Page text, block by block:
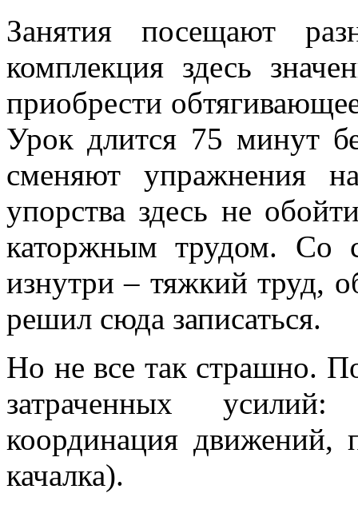
Занятия посещают
комплекция здесь
приобрести
Урок длится 75 минут
сменяют упражнения
упорства здесь не
каторжным трудом. Со
изнутри – тяжкий труд,
решил сюда записаться.
Но не все так страшно.
затраченных усилий:
координация движений,
качалка).